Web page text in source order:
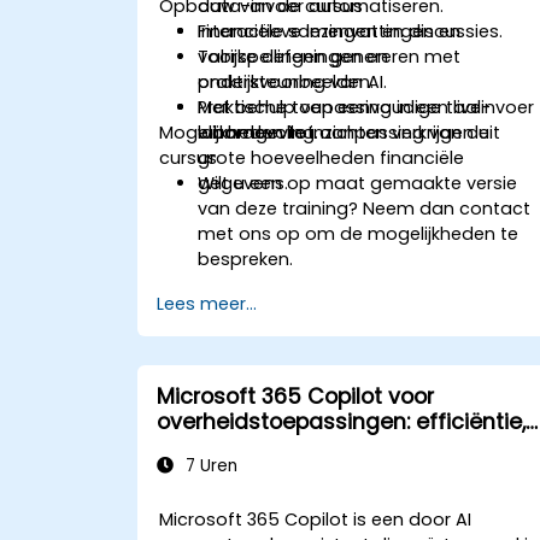
data-invoer automatiseren.
Financiële samenvattingen en
voorspellingen genereren met
ondersteuning van AI.
Met behulp van eenvoudige taalinvoer
waardevolle inzichten verkrijgen uit
grote hoeveelheden financiële
gegevens.
Opbouw van de cursus
Interactieve lezingen en discussies.
Talrijke oefeningen en
praktijkvoorbeelden.
Praktische toepassing in een live-
labomgeving.
Mogelijkheden tot aanpassing van de
cursus
Wilt u een op maat gemaakte versie
van deze training? Neem dan contact
met ons op om de mogelijkheden te
bespreken.
Lees meer...
Microsoft 365 Copilot voor
overheidstoepassingen: efficiëntie,
7 Uren
Microsoft 365 Copilot is een door AI